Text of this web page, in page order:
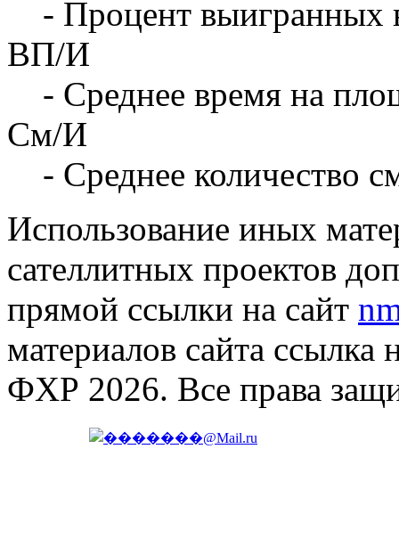
- Процент выигранных
ВП/И
- Среднее время на
См/И
- Среднее количество
Использование иных
сателлитных проектов
прямой ссылки на сайт
материалов сайта ссылка
ФХР 2026. Все права